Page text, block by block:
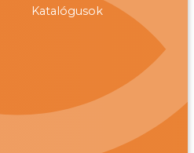
Katalógusok